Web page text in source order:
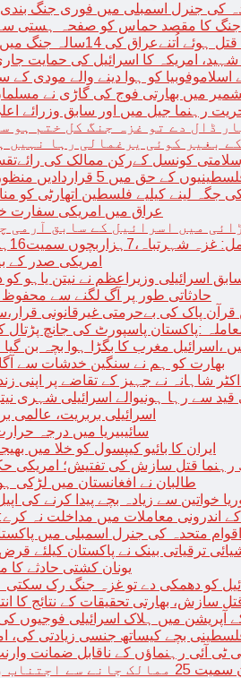
کی جنرل اسمبلی میں فوری جنگ بندی
کا مقصد حماس کو صفحہ ہستی سے
کی 14سالہ جنگ میں نہیں ہوئے، جمائما
شہید، امریکہ کا اسرائیل کی حمایت
اسلاموفوبیا کو ہوا دینے والے مودی کے
میں بھارتی فوج کی گاڑی نے
رہنما جیل میں اور سابق وزرائے
ڈال دے تو غزہ جنگ کل ختم ہو
بغیر کوئی یرغمالی رہا نہیں
کونسل کےرکن ممالک کی
5 قراردادیں منظور؛ امریکا غیر حاضر
لینے کیلیے فلسطین اتھارٹی کو منا
عراق میں امریکی سفارت
میں اسرائیل کے سابق آرمی
امریکی صدر کے
اسرائیلی وزیراعظم نے نیتن یاہو کو
حادثاتی طور پر آگ لگنے سے محفوظ
پاک کی بےحرمتی غیرقانونی
:پاکستان پاسپورٹ کی جانچ پڑتال
،اسرائیل مغرب کا بگڑا ہوا بچہ بن
بھارت کو ہم نے سنگین خدشات سے
سے رہا ہونیوالے اسرائیلی شہری
اسرائیلی بربریت، عالمی
سائیبیریا میں درجہ حرارت
ایران کا بائیو کیپسول کو خلا میں
قتل سازش کی تفتیش؛ امریکی
طالبان نے افغانستان میں لڑکی
خواتین سے زیادہ بچے پیدا کرنے کی
اندرونی معاملات میں مداخلت نہ
اقوام متحدہ کی جنرل اسمبلی میں
ترقیاتی بینک نے پاکستان کیلئے
یونان کشتی حادثے کا
کو دھمکی دے تو غزہ جنگ رک
سازش، بھارتی تحقیقات کے نتائج کا
میں ہلاک اسرائیلی فوجیوں کی تعداد
فلسطینی بچے کیساتھ جنسی زیادتی کی،
کی ہدایت